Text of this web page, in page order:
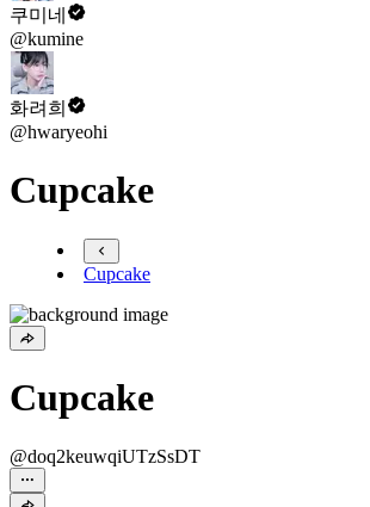
쿠미네
@kumine
화려희
@hwaryeohi
Cupcake
Cupcake
Cupcake
@doq2keuwqiUTzSsDT